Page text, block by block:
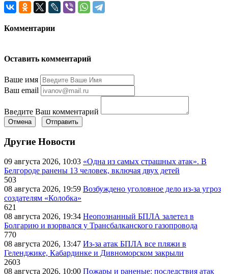
Комментарии
Оставить комментарий
Ваше имя
Ваш email
Введите Ваш комментарий
Отмена Отправить
Другие Новости
09 августа 2026, 10:03 «Одна из самых страшных атак». В
Белгороде ранены 13 человек, включая двух детей
503
08 августа 2026, 19:59 Возбуждено уголовное дело из-за угроз
создателям «Колобка»
621
08 августа 2026, 19:34 Неопознанный БПЛА залетел в
Болгарию и взорвался у Трансбалканского газопровода
770
08 августа 2026, 13:47 Из-за атак БПЛА все пляжи в
Геленджике, Кабардинке и Дивноморском закрыли
2603
08 августа 2026, 10:00 Пожары и раненые: последствия атак